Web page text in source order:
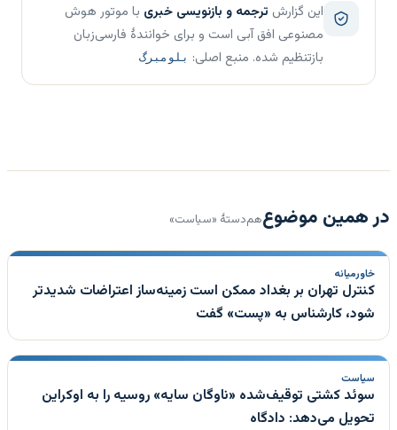
این گزارش ترجمه و بازنویسی خبری با موتور هوش
مصنوعی افق آبی است و برای خوانندهٔ فارسی‌زبان
بازتنظیم شده. منبع اصلی: بلومبرگ
در همین موضوعهم‌دستهٔ «سیاست»
خاورمیانه
کنترل تهران بر بغداد ممکن است زمینه‌ساز اعتراضات شدیدتر
شود، کارشناس به «پست» گفت
سیاست
سوئد کشتی توقیف‌شده «ناوگان سایه» روسیه را به اوکراین
تحویل می‌دهد: دادگاه